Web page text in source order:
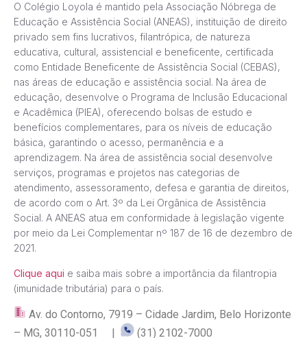
O Colégio Loyola é mantido pela Associação Nóbrega de
Educação e Assistência Social (ANEAS), instituição de direito
privado sem fins lucrativos, filantrópica, de natureza
educativa, cultural, assistencial e beneficente, certificada
como Entidade Beneficente de Assistência Social (CEBAS),
nas áreas de educação e assistência social. Na área de
educação, desenvolve o Programa de Inclusão Educacional
e Acadêmica (PIEA), oferecendo bolsas de estudo e
benefícios complementares, para os níveis de educação
básica, garantindo o acesso, permanência e a
aprendizagem. Na área de assistência social desenvolve
serviços, programas e projetos nas categorias de
atendimento, assessoramento, defesa e garantia de direitos,
de acordo com o Art. 3º da Lei Orgânica de Assistência
Social. A ANEAS atua em conformidade à legislação vigente
por meio da Lei Complementar nº 187 de 16 de dezembro de
2021.
Clique aqui e saiba mais sobre a importância da filantropia
(imunidade tributária) para o país.
Av. do Contorno, 7919 – Cidade Jardim, Belo Horizonte
– MG, 30110-051 |
(31) 2102-7000